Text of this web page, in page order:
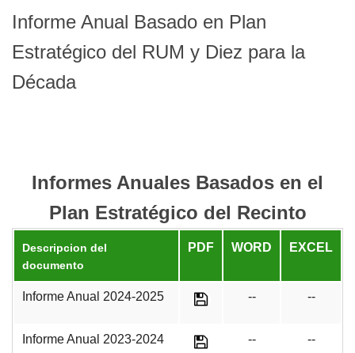
Informe Anual Basado en Plan
Estratégico del RUM y Diez para la
Década
Informes Anuales Basados en el
Plan Estratégico del Recinto
Descripcion del
documento
PDF WORD EXCEL
Informe Anual 2024-2025 -- --
Informe Anual 2023-2024 -- --